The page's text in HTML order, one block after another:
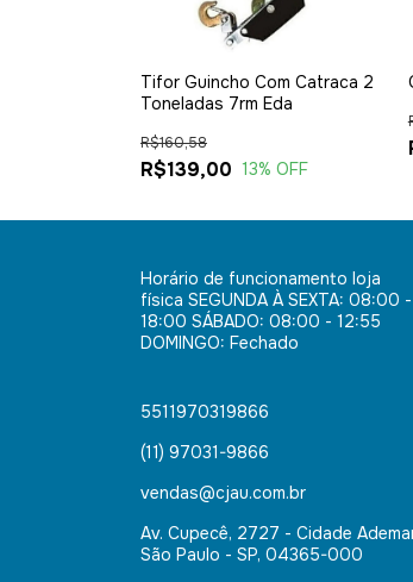
Tifor Guincho Com Catraca 2
Toneladas 7rm Eda
R$139,00
R$160,58
13% OFF
Horário de funcionamento loja
física SEGUNDA À SEXTA: 08:00 -
18:00 SÁBADO: 08:00 - 12:55
DOMINGO: Fechado
5511970319866
(11) 97031-9866
vendas@cjau.com.br
Av. Cupecê, 2727 - Cidade
São Paulo - SP, 04365-000